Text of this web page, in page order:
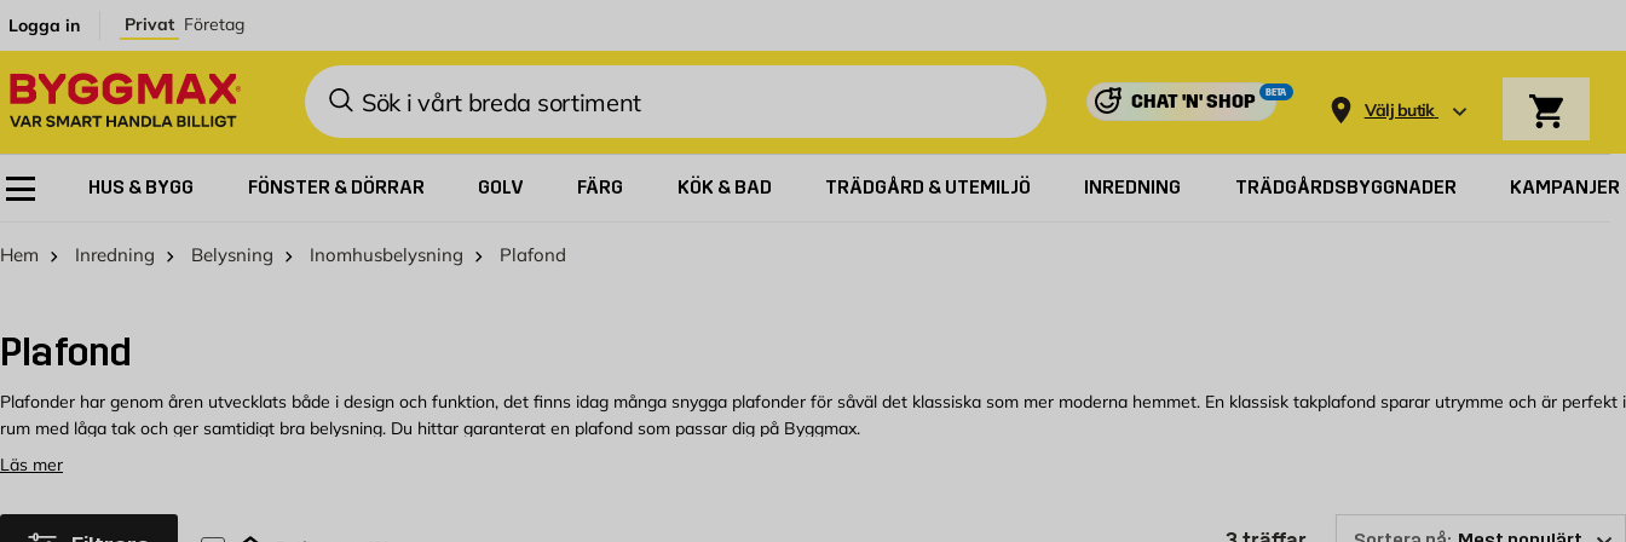
Logga in Privat Företag
Sök
CHAT 'N' SHOP
BETA
Välj butik
HUS & BYGG FÖNSTER & DÖRRAR GOLV FÄRG KÖK & BAD TRÄDGÅRD & UTEMILJÖ INREDNING TRÄDGÅRDSBYGGNADER KAMPANJER
Hem Inredning Belysning Inomhusbelysning Plafond
Plafond
Plafonder har genom åren utvecklats både i design och funktion, det finns idag många snygga plafonder för såväl det klassiska som mer moderna hemmet. En klassisk takplafond sparar utrymme och är perfekt i
rum med låga tak och ger samtidigt bra belysning. Du hittar garanterat en plafond som passar dig på Byggmax.
En takplafond är en lampa som monteras direkt mot taket och ger bra ljus över hela rummet. I vårt sortiment finns plafonder för olika ändamål. Vi har både runda och fyrkantiga plafonder i glas eller plast i olika
Läs mer